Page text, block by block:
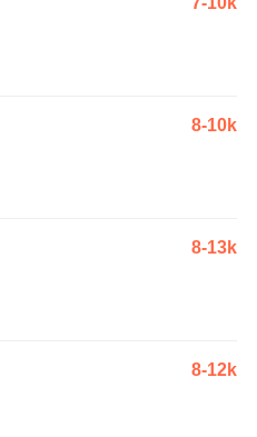
8-10k
8-13k
8-12k